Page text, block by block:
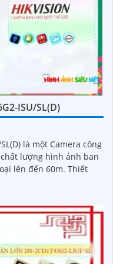
ISU/SL(D)
là một Camera công
lượng hình ảnh ban
đến 60m. Thiết